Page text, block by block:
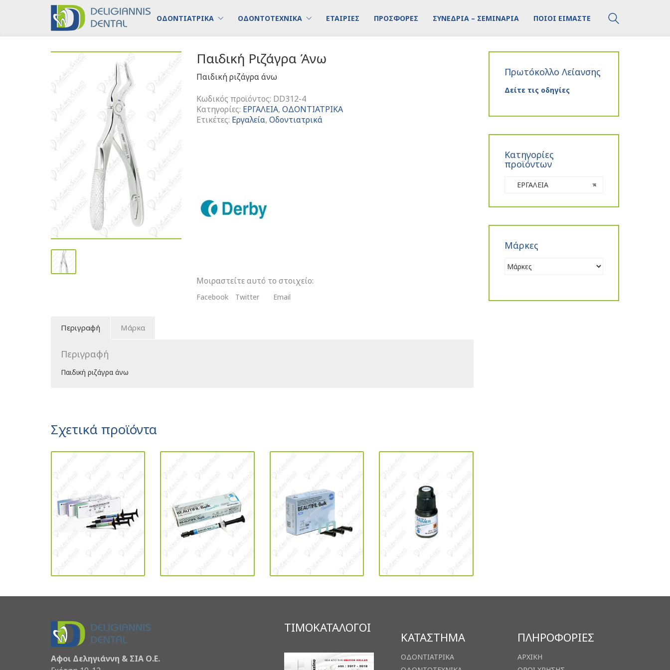
ΟΔΟΝΤΙΑΤΡΙΚΑ ΟΔΟΝΤΟΤΕΧΝΙΚΑ ΕΤΑΙΡΙΕΣ ΠΡΟΣΦΟΡΕΣ ΣΥΝΕΔΡΙΑ – ΣΕΜΙΝΑΡΙΑ ΠΟΙΟΙ ΕΙΜΑΣΤΕ
Παιδική Ριζάγρα Άνω
Παιδική ριζάγρα άνω
Κωδικός προϊόντος: DD312-4
Κατηγορίες: ΕΡΓΑΛΕΙΑ,ΟΔΟΝΤΙΑΤΡΙΚΑ
Ετικέτες: Εργαλεία,Οδοντιατρικά
Μοιραστείτε αυτό το στοιχείο:
Facebook Twitter Email
Περιγραφή Μάρκα
Περιγραφή
Παιδική ριζάγρα άνω
Σχετικά προϊόντα
Πρωτόκολλο Λείανσης
Δείτε τις οδηγίες
Κατηγορίες
προϊόντων
×
ΕΡΓΑΛΕΙΑ
Μάρκες
Αφοι Δεληγιάννη & ΣΙΑ Ο.Ε.
ΤΙΜΟΚΑΤΑΛΟΓΟΙ
ΚΑΤΑΣΤΗΜΑ
ΟΔΟΝΤΙΑΤΡΙΚΑ
ΠΛΗΡΟΦΟΡΙΕΣ
ΑΡΧΙΚΗ